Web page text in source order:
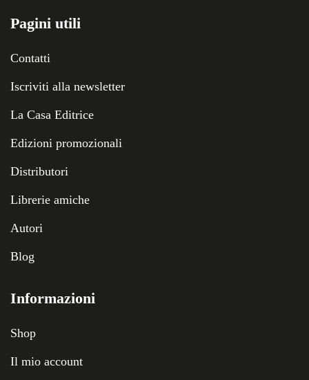
Pagini utili
Contatti
Iscriviti alla newsletter
La Casa Editrice
Edizioni promozionali
Distributori
Librerie amiche
Autori
Blog
Informazioni
Shop
Il mio account